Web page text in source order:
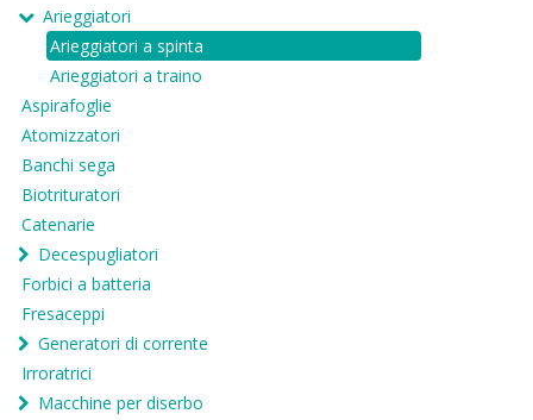
Arieggiatori
Arieggiatori a spinta
Arieggiatori a traino
Aspirafoglie
Atomizzatori
Banchi sega
Biotrituratori
Catenarie
Decespugliatori
Forbici a batteria
Fresaceppi
Generatori di corrente
Irroratrici
Macchine per diserbo